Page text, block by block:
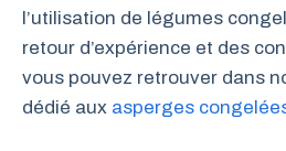
l’utilisation de légumes
retour d’expérience et des
vous pouvez retrouver dans
dédié aux asperges